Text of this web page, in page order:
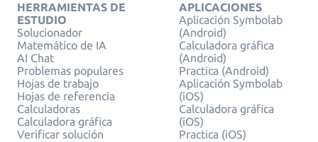
HERRAMIENTAS DE
ESTUDIO
Solucionador
Matemático de IA
AI Chat
Problemas populares
Hojas de trabajo
Hojas de referencia
Calculadoras
Calculadora gráfica
Verificar solución
APLICACIONES
Aplicación Symbolab
(Android)
Calculadora gráfica
(Android)
Practica (Android)
Aplicación Symbolab
(iOS)
Calculadora gráfica
(iOS)
Practica (iOS)